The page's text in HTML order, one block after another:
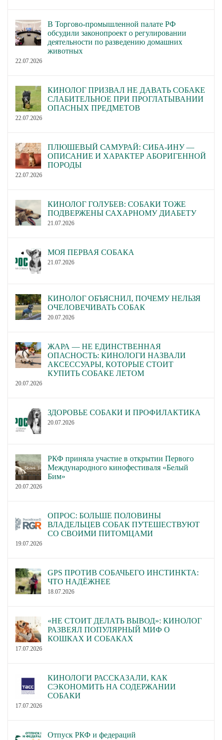
В Торгово-промышленной палате РФ
обсудили законопроект о регулировании
деятельности по разведению домашних
животных
22.07.2026
КИНОЛОГ ПРИЗВАЛ НЕ ДАВАТЬ СОБАКЕ
СЛАБИТЕЛЬНОЕ ПРИ ПРОГЛАТЫВАНИИ
ОПАСНЫХ ПРЕДМЕТОВ
22.07.2026
ПЛЮШЕВЫЙ САМУРАЙ: СИБА-ИНУ —
ОПИСАНИЕ И ХАРАКТЕР АБОРИГЕННОЙ
ПОРОДЫ
22.07.2026
КИНОЛОГ ГОЛУБЕВ: СОБАКИ ТОЖЕ
ПОДВЕРЖЕНЫ САХАРНОМУ ДИАБЕТУ
21.07.2026
МОЯ ПЕРВАЯ СОБАКА
21.07.2026
КИНОЛОГ ОБЪЯСНИЛ, ПОЧЕМУ НЕЛЬЗЯ
ОЧЕЛОВЕЧИВАТЬ СОБАК
20.07.2026
ЖАРА — НЕ ЕДИНСТВЕННАЯ
ОПАСНОСТЬ: КИНОЛОГИ НАЗВАЛИ
АКСЕССУАРЫ, КОТОРЫЕ СТОИТ
КУПИТЬ СОБАКЕ ЛЕТОМ
20.07.2026
ЗДОРОВЬЕ СОБАКИ И ПРОФИЛАКТИКА
20.07.2026
РКФ приняла участие в открытии Первого
Международного кинофестиваля «Белый
Бим»
20.07.2026
ОПРОС: БОЛЬШЕ ПОЛОВИНЫ
ВЛАДЕЛЬЦЕВ СОБАК ПУТЕШЕСТВУЮТ
СО СВОИМИ ПИТОМЦАМИ
19.07.2026
GPS ПРОТИВ СОБАЧЬЕГО ИНСТИНКТА:
ЧТО НАДЁЖНЕЕ
18.07.2026
«НЕ СТОИТ ДЕЛАТЬ ВЫВОД»: КИНОЛОГ
РАЗВЕЯЛ ПОПУЛЯРНЫЙ МИФ О
КОШКАХ И СОБАКАХ
17.07.2026
КИНОЛОГИ РАССКАЗАЛИ, КАК
СЭКОНОМИТЬ НА СОДЕРЖАНИИ
СОБАКИ
17.07.2026
Отпуск РКФ и федераций